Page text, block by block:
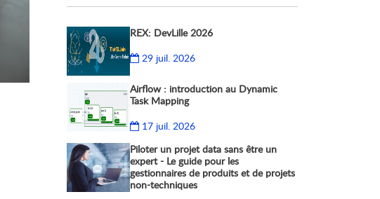
REX: DevLille 2026
29 juil. 2026
Airflow : introduction au Dynamic
Task Mapping
17 juil. 2026
Piloter un projet data sans être un
expert - Le guide pour les
gestionnaires de produits et de projets
non-techniques